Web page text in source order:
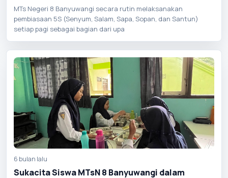
MTs Negeri 8 Banyuwangi secara rutin melaksanakan
pembiasaan 5S (Senyum, Salam, Sapa, Sopan, dan Santun)
setiap pagi sebagai bagian dari upa
6 bulan lalu
Sukacita Siswa MTsN 8 Banyuwangi dalam